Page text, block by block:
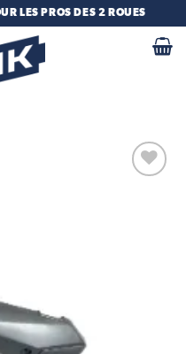
LES PROS DES 2 ROUES